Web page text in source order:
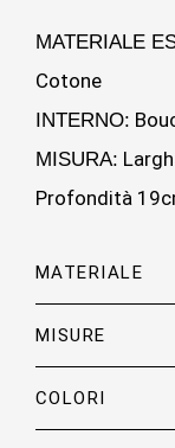
MATERIALE
Cotone
INTERNO:
MISURA:
Profondità
MATERIALE
MISURE
COLORI